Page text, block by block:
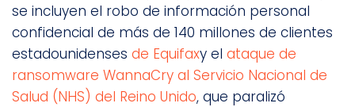
se incluyen el robo de información personal
confidencial de más de 140 millones de clientes
estadounidenses de Equifaxy el ataque de
ransomware WannaCry al Servicio Nacional de
Salud (NHS) del Reino Unido, que paralizó